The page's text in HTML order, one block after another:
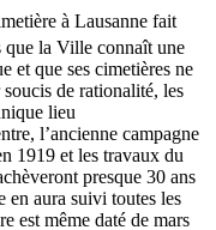
à Lausanne fait
que la Ville connaît une
et que ses cimetières ne
de rationalité, les
lieu
l’ancienne campagne
1919 et les travaux du
presque 30 ans
en aura suivi toutes les
est même daté de mars